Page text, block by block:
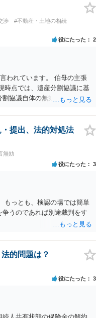
渉
#不動産・土地の相続
役にたった 2
われています。 伯母の主張
点では、遺産分割協議に基
協議自体の無効を裁判所が
御祖母様の認知能力に関する
その効力が否定される可能性
加わっていること ・御祖母
誰にあったかの立証が困難
議の効力が否定される可能
非常に高い）ということが
提出、法的対処法
無効
役にたった 3
もっとも、検認の場では簡単
うのであれば別途裁判をす
的問題は？
役にたった 3
人共有状態の保険金の解約